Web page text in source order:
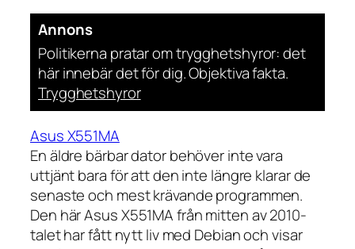
Annons
Politikerna pratar om trygghetshyror: det
här innebär det för dig. Objektiva fakta.
Trygghetshyror
Asus X551MA
En äldre bärbar dator behöver inte vara
uttjänt bara för att den inte längre klarar de
senaste och mest krävande programmen.
Den här Asus X551MA från mitten av 2010-
talet har fått nytt liv med Debian och visar